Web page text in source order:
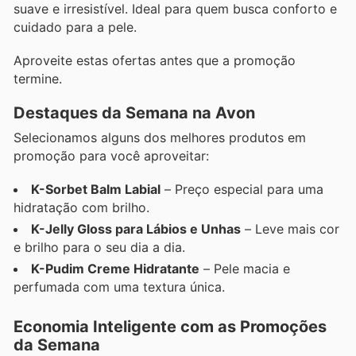
suave e irresistível. Ideal para quem busca conforto e
cuidado para a pele.
Aproveite estas ofertas antes que a promoção
termine.
Destaques da Semana na Avon
Selecionamos alguns dos melhores produtos em
promoção para você aproveitar:
K-Sorbet Balm Labial – Preço especial para uma
hidratação com brilho.
K-Jelly Gloss para Lábios e Unhas – Leve mais cor
e brilho para o seu dia a dia.
K-Pudim Creme Hidratante – Pele macia e
perfumada com uma textura única.
Economia Inteligente com as Promoções
da Semana